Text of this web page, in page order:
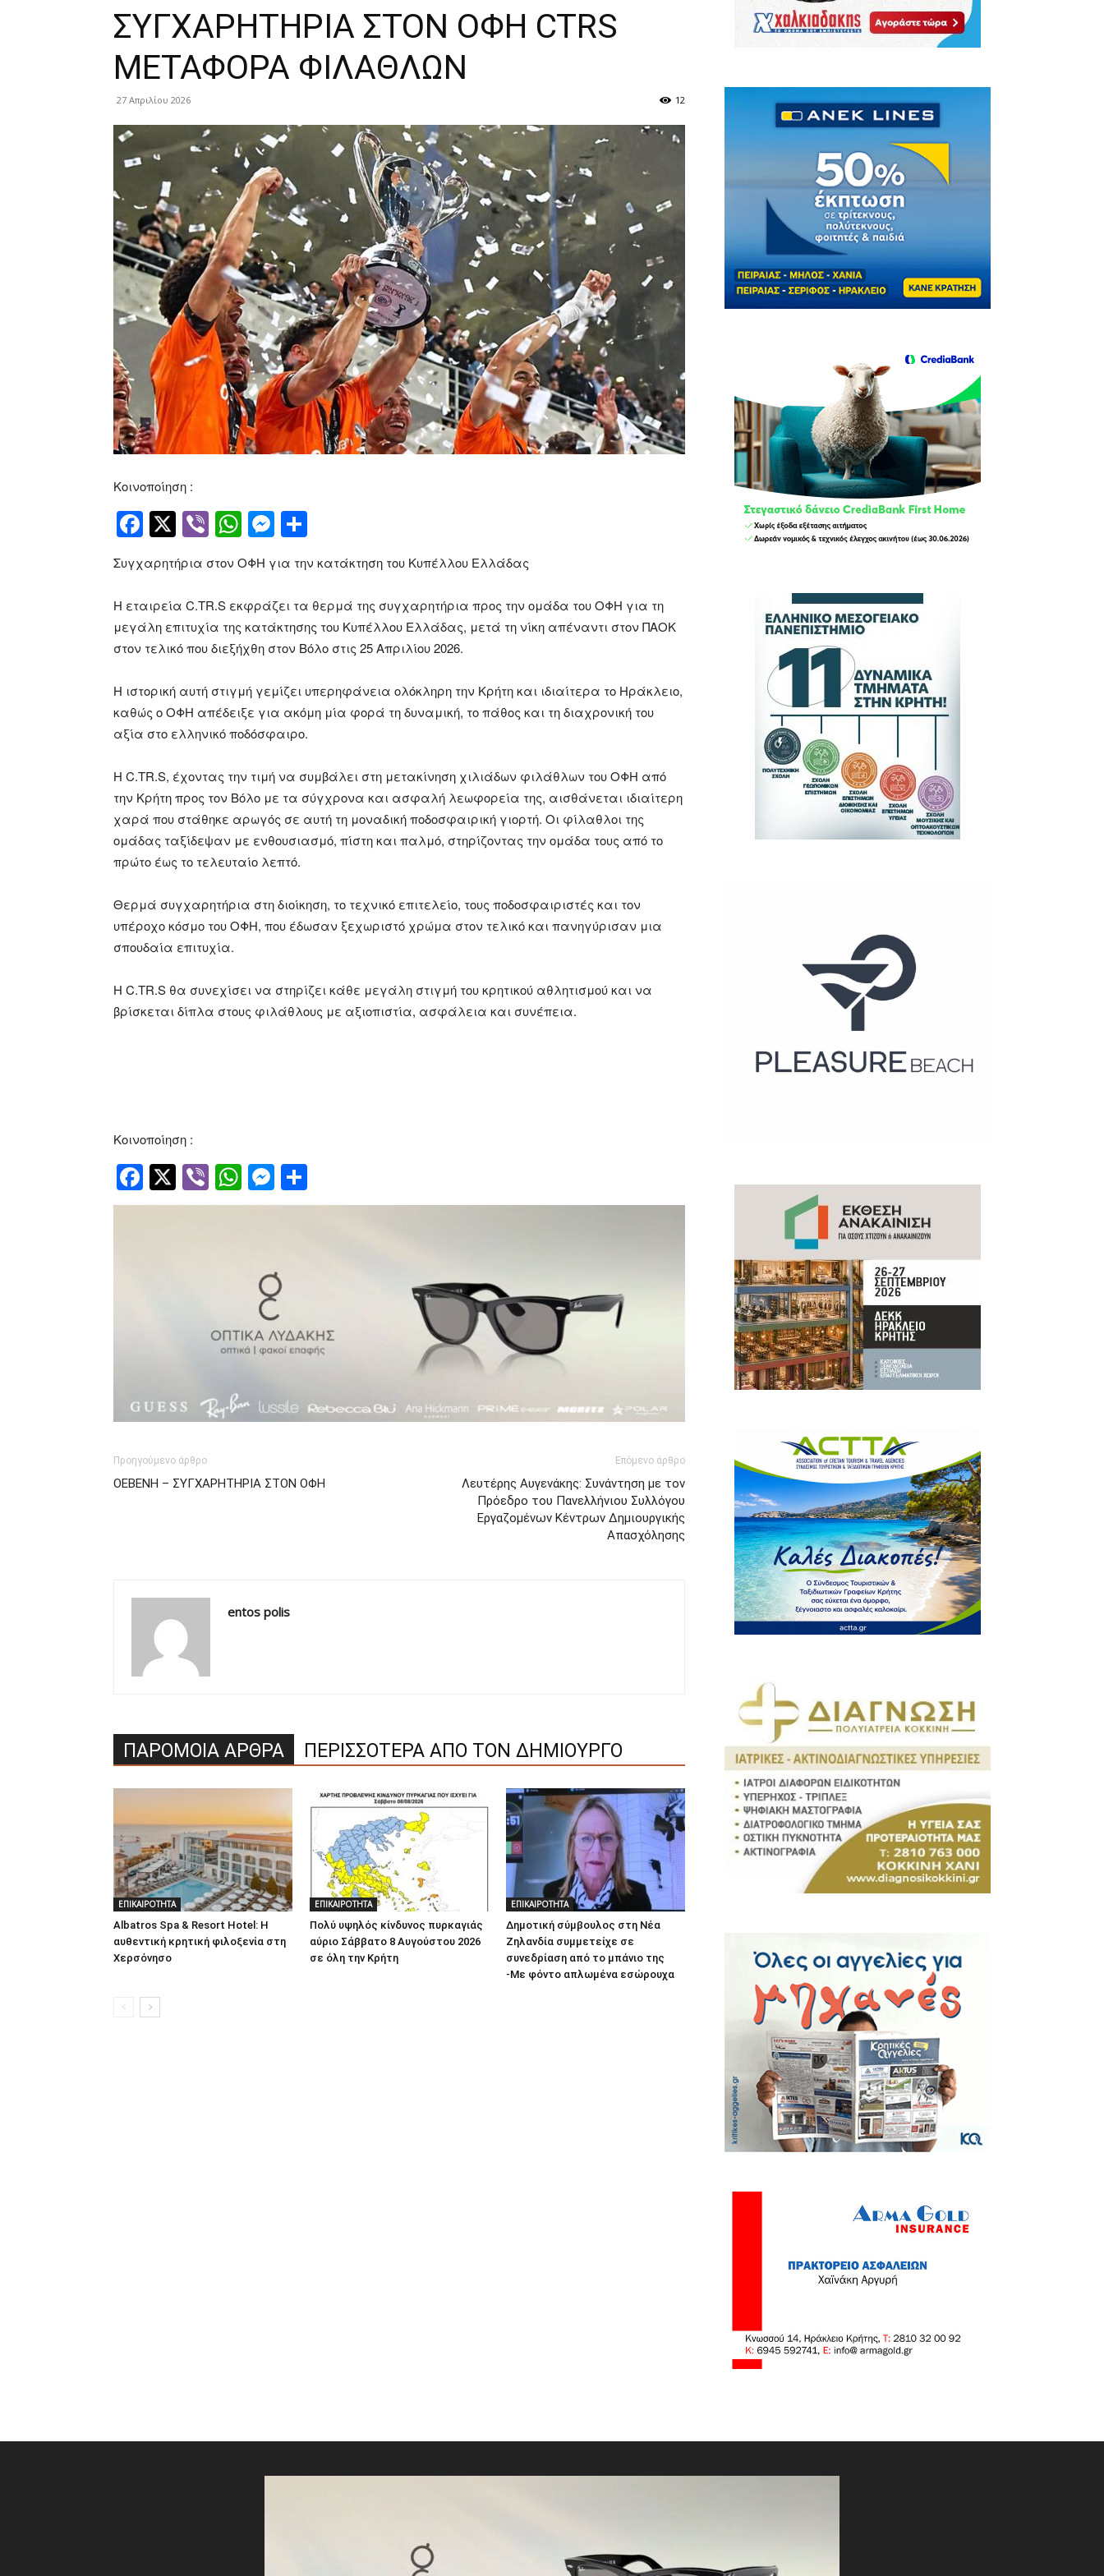
ΣΥΓΧΑΡΗΤΗΡΙΑ ΣΤΟΝ ΟΦΗ CTRS
ΜΕΤΑΦΟΡΑ ΦΙΛΑΘΛΩΝ
27 Απριλίου 2026 12
Κοινοποίηση :
Facebook
Twitter
ViberWhatsApp
Messenger
Συγχαρητήρια στον ΟΦΗ για την κατάκτηση του Κυπέλλου Ελλάδας
Η εταιρεία C.TR.S εκφράζει τα θερμά της συγχαρητήρια προς την ομάδα του ΟΦΗ για τη
μεγάλη επιτυχία της κατάκτησης του Κυπέλλου Ελλάδας, μετά τη νίκη απέναντι στον ΠΑΟΚ
στον τελικό που διεξήχθη στον Βόλο στις 25 Απριλίου 2026.
Η ιστορική αυτή στιγμή γεμίζει υπερηφάνεια ολόκληρη την Κρήτη και ιδιαίτερα το Ηράκλειο,
καθώς ο ΟΦΗ απέδειξε για ακόμη μία φορά τη δυναμική, το πάθος και τη διαχρονική του
αξία στο ελληνικό ποδόσφαιρο.
Η C.TR.S, έχοντας την τιμή να συμβάλει στη μετακίνηση χιλιάδων φιλάθλων του ΟΦΗ από
την Κρήτη προς τον Βόλο με τα σύγχρονα και ασφαλή λεωφορεία της, αισθάνεται ιδιαίτερη
χαρά που στάθηκε αρωγός σε αυτή τη μοναδική ποδοσφαιρική γιορτή. Οι φίλαθλοι της
ομάδας ταξίδεψαν με ενθουσιασμό, πίστη και παλμό, στηρίζοντας την ομάδα τους από το
πρώτο έως το τελευταίο λεπτό.
Θερμά συγχαρητήρια στη διοίκηση, το τεχνικό επιτελείο, τους ποδοσφαιριστές και τον
υπέροχο κόσμο του ΟΦΗ, που έδωσαν ξεχωριστό χρώμα στον τελικό και πανηγύρισαν μια
σπουδαία επιτυχία.
Η C.TR.S θα συνεχίσει να στηρίζει κάθε μεγάλη στιγμή του κρητικού αθλητισμού και να
βρίσκεται δίπλα στους φιλάθλους με αξιοπιστία, ασφάλεια και συνέπεια.
Κοινοποίηση :
Facebook
Twitter
ViberWhatsApp
Messenger
Προηγούμενο άρθρο
ΟΕΒΕΝΗ – ΣΥΓΧΑΡΗΤΗΡΙΑ ΣΤΟΝ ΟΦΗ
Επόμενο άρθρο
Λευτέρης Αυγενάκης: Συνάντηση με τον
Πρόεδρο του Πανελλήνιου Συλλόγου
Εργαζομένων Κέντρων Δημιουργικής
Απασχόλησης
entos polis
ΠΑΡΟΜΟΙΑ ΑΡΘΡΑ ΠΕΡΙΣΣΟΤΕΡΑ ΑΠΟ ΤΟΝ ΔΗΜΙΟΥΡΓΟ
ΕΠΙΚΑΙΡΟΤΗΤΑ
Albatros Spa & Resort Hotel: Η
αυθεντική κρητική φιλοξενία στη
Χερσόνησο
ΕΠΙΚΑΙΡΟΤΗΤΑ
Πολύ υψηλός κίνδυνος πυρκαγιάς
αύριο Σάββατο 8 Αυγούστου 2026
σε όλη την Κρήτη
ΕΠΙΚΑΙΡΟΤΗΤΑ
Δημοτική σύμβουλος στη Νέα
Ζηλανδία συμμετείχε σε
συνεδρίαση από το μπάνιο της
-Με φόντο απλωμένα εσώρουχα